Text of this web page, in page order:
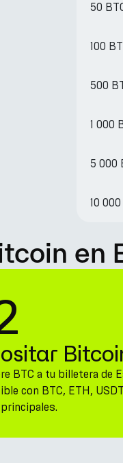
50
100
500
1 000
5 000
10
en
BTC a tu billetera de
con BTC, ETH,